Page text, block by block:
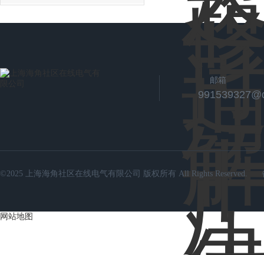
邮箱
©2025 上海海角社区在线电气有限公司 版权所有 All Rights Reserved.
网站地图